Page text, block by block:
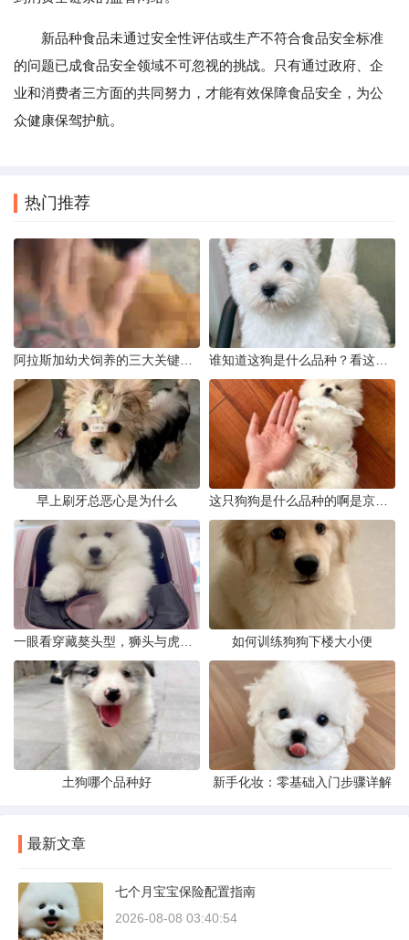
新品种食品未通过安全性评估或生产不符合食品安全标准
的问题已成食品安全领域不可忽视的挑战。只有通过政府、企
业和消费者三方面的共同努力，才能有效保障食品安全，为公
众健康保驾护航。
热门推荐
早上刷牙总恶心是为什么
如何训练狗狗下楼大小便
土狗哪个品种好 新手化妆：零基础入门步骤详解
最新文章
七个月宝宝保险配置指南
2026-08-08 03:40:54